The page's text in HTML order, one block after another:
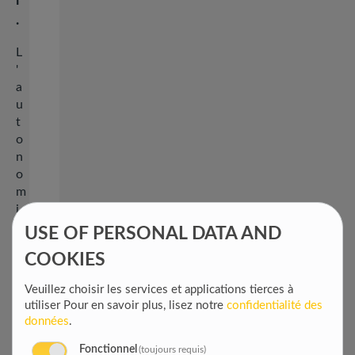
.
L
'
a
u
t
o
n
o
m
i
USE OF PERSONAL DATA AND
COOKIES
Veuillez choisir les services et applications tierces à
utiliser Pour en savoir plus, lisez notre confidentialité des
données.
Fonctionnel (toujours requis)